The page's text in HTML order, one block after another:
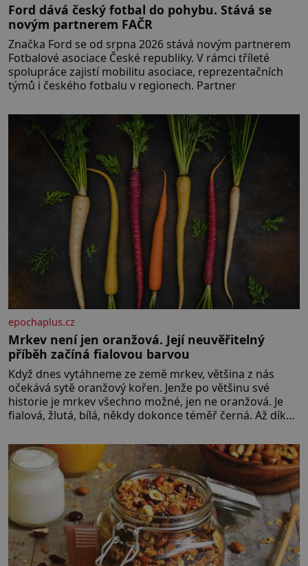
Ford dává český fotbal do pohybu. Stává se
novým partnerem FAČR
Značka Ford se od srpna 2026 stává novým partnerem
Fotbalové asociace České republiky. V rámci tříleté
spolupráce zajistí mobilitu asociace, reprezentačních
týmů i českého fotbalu v regionech. Partner
epochaplus.cz
Mrkev není jen oranžová. Její neuvěřitelný
příběh začíná fialovou barvou
Když dnes vytáhneme ze země mrkev, většina z nás
očekává sytě oranžový kořen. Jenže po většinu své
historie je mrkev všechno možné, jen ne oranžová. Je
fialová, žlutá, bílá, někdy dokonce téměř černá. Až díky
bez které si českou zahradu ani nedokážeme
představit. Její příběh je